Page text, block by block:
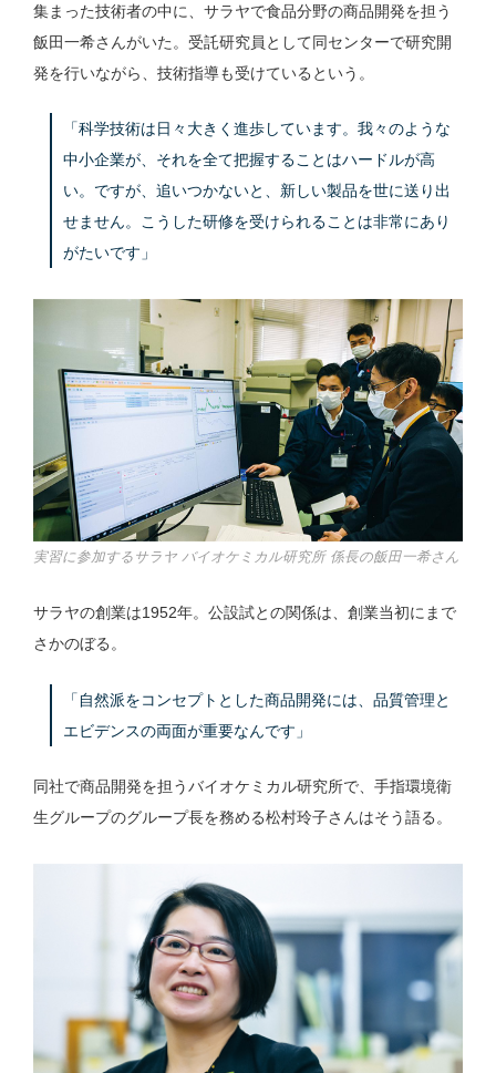
集まった技術者の中に、サラヤで食品分野の商品開発を担う
飯田一希さんがいた。受託研究員として同センターで研究開
発を行いながら、技術指導も受けているという。
「科学技術は日々大きく進歩しています。我々のような
中小企業が、それを全て把握することはハードルが高
い。ですが、追いつかないと、新しい製品を世に送り出
せません。こうした研修を受けられることは非常にあり
がたいです」
実習に参加するサラヤ バイオケミカル研究所 係長の飯田一希さん
サラヤの創業は1952年。公設試との関係は、創業当初にまで
さかのぼる。
「自然派をコンセプトとした商品開発には、品質管理と
エビデンスの両面が重要なんです」
同社で商品開発を担うバイオケミカル研究所で、手指環境衛
生グループのグループ長を務める松村玲子さんはそう語る。